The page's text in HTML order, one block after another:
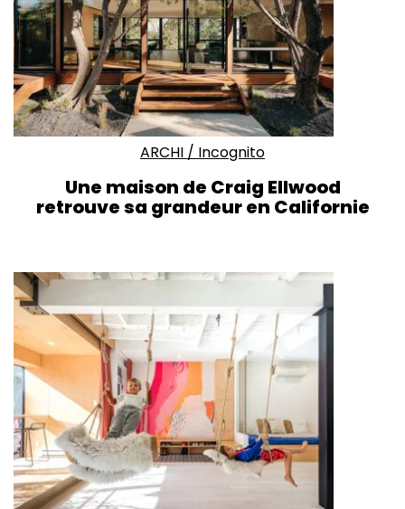
ARCHI / Incognito
Une maison de Craig Ellwood
retrouve sa grandeur en Californie